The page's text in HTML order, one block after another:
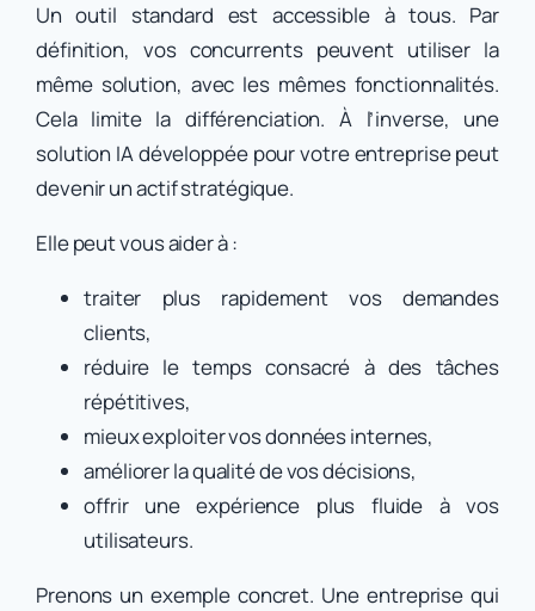
Un outil standard est accessible à tous. Par
définition, vos concurrents peuvent utiliser la
même solution, avec les mêmes fonctionnalités.
Cela limite la différenciation. À l’inverse, une
solution IA développée pour votre entreprise peut
devenir un actif stratégique.
Elle peut vous aider à :
traiter plus rapidement vos demandes
clients,
réduire le temps consacré à des tâches
répétitives,
mieux exploiter vos données internes,
améliorer la qualité de vos décisions,
offrir une expérience plus fluide à vos
utilisateurs.
Prenons un exemple concret. Une entreprise qui